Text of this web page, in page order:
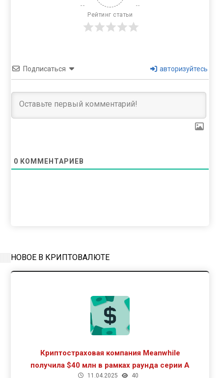
Рейтинг статьи
Подписаться авторизуйтесь
0 КОММЕНТАРИЕВ
НОВОЕ В КРИПТОВАЛЮТЕ
Криптостраховая компания Meanwhile
получила $40 млн в рамках раунда серии А
11.04.2025 40